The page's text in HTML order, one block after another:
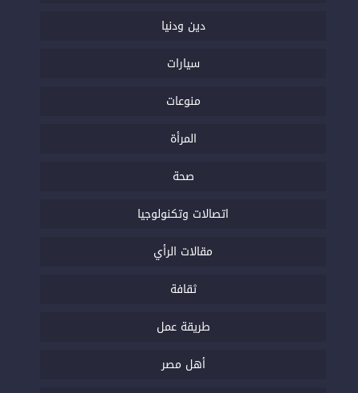
دين ودنيا
سيارات
منوعات
المرأة
صحة
اتصالات وتكنولوجيا
مقالات الرأي
ثقافة
طريقة عمل
أهل مصر